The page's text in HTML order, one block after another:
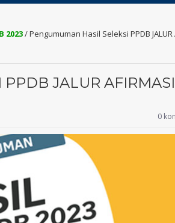
2023/Pengumuman Hasil Seleksi PPDB JALUR
JALUR
0